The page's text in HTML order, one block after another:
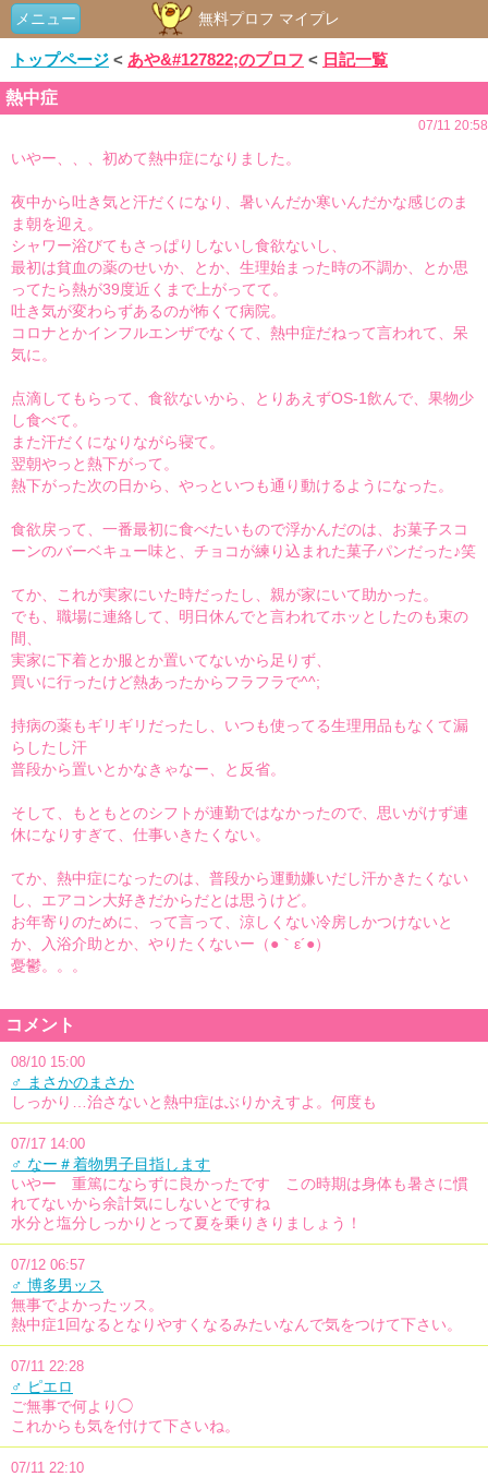
メニュー 無料プロフ マイプレ
トップページ < あや&#127822;のプロフ < 日記一覧
熱中症
07/11 20:58
いやー、、、初めて熱中症になりました。
夜中から吐き気と汗だくになり、暑いんだか寒いんだかな感じのま
ま朝を迎え。
シャワー浴びてもさっぱりしないし食欲ないし、
最初は貧血の薬のせいか、とか、生理始まった時の不調か、とか思
ってたら熱が39度近くまで上がってて。
吐き気が変わらずあるのが怖くて病院。
コロナとかインフルエンザでなくて、熱中症だねって言われて、呆
気に。
点滴してもらって、食欲ないから、とりあえずOS-1飲んで、果物少
し食べて。
また汗だくになりながら寝て。
翌朝やっと熱下がって。
熱下がった次の日から、やっといつも通り動けるようになった。
食欲戻って、一番最初に食べたいもので浮かんだのは、お菓子スコ
ーンのバーベキュー味と、チョコが練り込まれた菓子パンだった♪笑
てか、これが実家にいた時だったし、親が家にいて助かった。
でも、職場に連絡して、明日休んでと言われてホッとしたのも束の
間、
実家に下着とか服とか置いてないから足りず、
買いに行ったけど熱あったからフラフラで^^;
持病の薬もギリギリだったし、いつも使ってる生理用品もなくて漏
らしたし汗
普段から置いとかなきゃなー、と反省。
そして、もともとのシフトが連勤ではなかったので、思いがけず連
休になりすぎて、仕事いきたくない。
てか、熱中症になったのは、普段から運動嫌いだし汗かきたくない
し、エアコン大好きだからだとは思うけど。
お年寄りのために、って言って、涼しくない冷房しかつけないと
か、入浴介助とか、やりたくないー（●｀ε´●）
憂鬱。。。
コメント
08/10 15:00
♂ まさかのまさか
しっかり…治さないと熱中症はぶりかえすよ。何度も
07/17 14:00
♂ なー＃着物男子目指します
いやー 重篤にならずに良かったです この時期は身体も暑さに慣
れてないから余計気にしないとですね
水分と塩分しっかりとって夏を乗りきりましょう！
07/12 06:57
♂ 博多男ッス
無事でよかったッス。
熱中症1回なるとなりやすくなるみたいなんで気をつけて下さい。
07/11 22:28
♂ ピエロ
ご無事で何より◯
これからも気を付けて下さいね。
07/11 22:10